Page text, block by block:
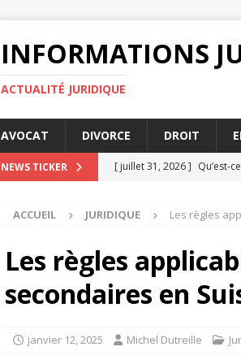
INFORMATIONS
ACTUALITÉ JURIDIQUE
AVOCAT DIVORCE DROIT
NEWS TICKER [ juillet 31, 2026 ] Qu’est-
[ juillet 29, 2026 ]
[ juillet 27, 2026 ]
AVOCAT
[ août 4, 2026 ]
ENTREPRISE
ACCUEIL JURIDIQUE Les règles
Les règles
secondaires en
janvier 12, 2025 Michel Dutreille